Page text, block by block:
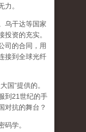
力。
乌干达等国家
投资的充实。
司的合同，用
接到全球光纤
国”提供的。
到21世纪的手
对抗的舞台？
码学。